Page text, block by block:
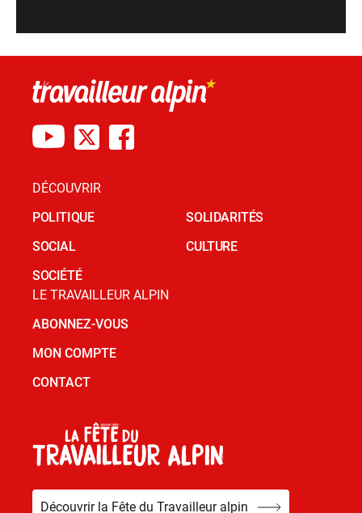
DÉCOUVRIR
POLITIQUE
SOCIAL
SOCIÉTÉ
SOLIDARITÉS
CULTURE
LE TRAVAILLEUR ALPIN
ABONNEZ-VOUS
MON COMPTE
CONTACT
Découvrir la Fête du Travailleur alpin